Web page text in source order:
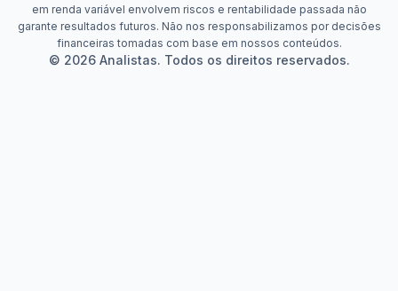
em renda variável envolvem riscos e rentabilidade passada não
garante resultados futuros. Não nos responsabilizamos por decisões
financeiras tomadas com base em nossos conteúdos.
© 2026 Analistas. Todos os direitos reservados.